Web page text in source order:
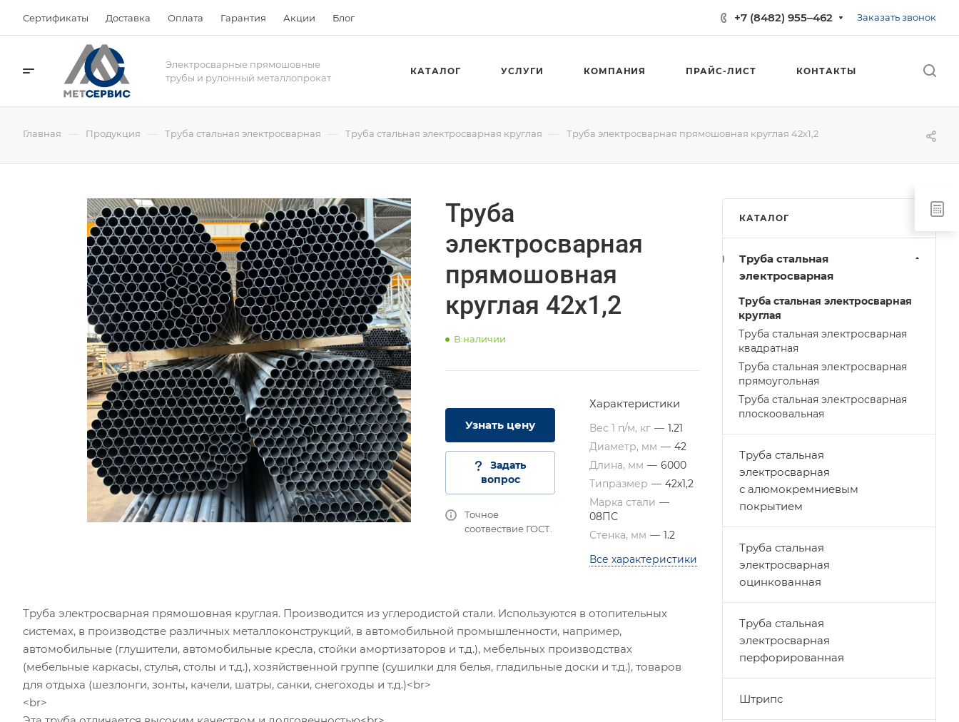
Сертификаты Доставка Оплата Гарантия Акции Блог +7 (8482) 955‒462 Заказать звонок
Электросварные прямошовные
трубы и рулонный металлопрокат
КАТАЛОГ УСЛУГИ КОМПАНИЯ ПРАЙС-ЛИСТ КОНТАКТЫ
Главная — Продукция — Труба стальная электросварная — Труба стальная электросварная круглая — Труба электросварная прямошовная круглая 42х1,2
Труба
электросварная
прямошовная
круглая 42х1,2
В наличии
Узнать цену
Задать
вопрос
Точное
соотвествие ГОСТ.
Характеристики
Вес 1 п/м, кг — 1.21
Диаметр, мм — 42
Длина, мм — 6000
Типразмер — 42х1,2
Марка стали —
08ПС
Стенка, мм — 1.2
Все характеристики
Труба электросварная прямошовная круглая. Производится из углеродистой стали. Используются в отопительных
системах, в производстве различных металлоконструкций, в автомобильной промышленности, например,
автомобильные (глушители, автомобильные кресла, стойки амортизаторов и т.д.), мебельных производствах
(мебельные каркасы, стулья, столы и т.д.), хозяйственной группе (сушилки для белья, гладильные доски и т.д.), товаров
для отдыха (шезлонги, зонты, качели, шатры, санки, снегоходы и т.д.)<br>
<br>
КАТАЛОГ
Труба стальная
электросварная
Труба стальная электросварная
круглая
Труба стальная электросварная
квадратная
Труба стальная электросварная
прямоугольная
Труба стальная электросварная
плоскоовальная
Труба стальная
электросварная
с алюмокремниевым
покрытием
Труба стальная
электросварная
оцинкованная
Труба стальная
электросварная
перфорированная
Штрипс